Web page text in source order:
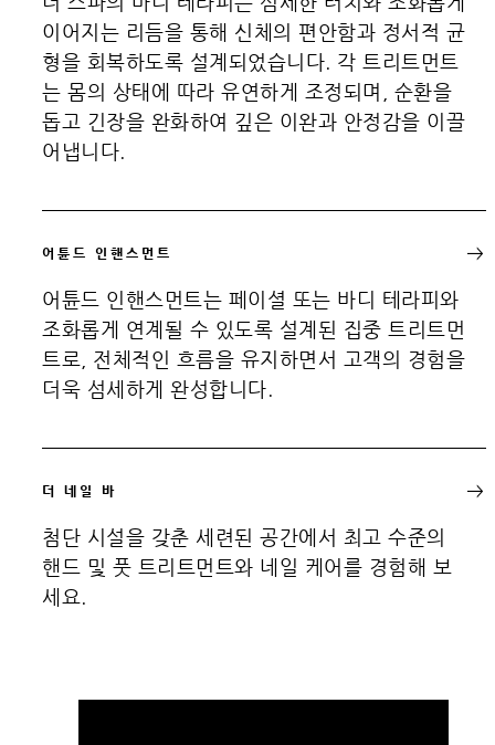
이어지는 리듬을 통해 신체의 편안함과 정서적 균
형을 회복하도록 설계되었습니다. 각 트리트먼트
는 몸의 상태에 따라 유연하게 조정되며, 순환을
돕고 긴장을 완화하여 깊은 이완과 안정감을 이끌
어냅니다.
어튠드 인핸스먼트
어튠드 인핸스먼트는 페이셜 또는 바디 테라피와
조화롭게 연계될 수 있도록 설계된 집중 트리트먼
트로, 전체적인 흐름을 유지하면서 고객의 경험을
더욱 섬세하게 완성합니다.
더 네일 바
첨단 시설을 갖춘 세련된 공간에서 최고 수준의
핸드 및 풋 트리트먼트와 네일 케어를 경험해 보
세요.